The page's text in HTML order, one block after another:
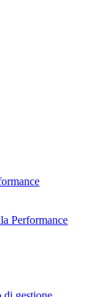
Performance